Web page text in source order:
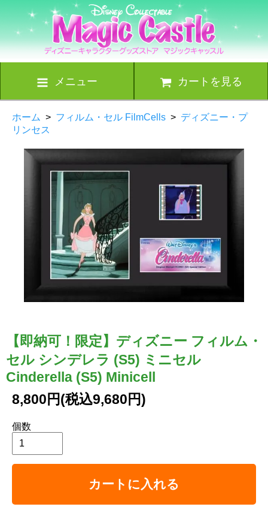
メニュー カートを見る
ホーム > フィルム・セル FilmCells > ディズニー・プ
リンセス
【即納可！限定】ディズニー フィルム・
セル シンデレラ (S5) ミニセル
Cinderella (S5) Minicell
8,800円(税込9,680円)
個数
カートに入れる